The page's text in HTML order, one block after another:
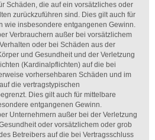
Schäden, die auf ein vorsätzliches oder
zurückzuführen sind. Dies gilt auch für
wie insbesondere entgangenen Gewinn.
Verbrauchern außer bei vorsätzlichem
oder bei Schäden aus der
und Gesundheit und der Verletzung
(Kardinalpflichten) auf die bei
vorhersehbaren Schäden und im
die vertragstypischen
Dies gilt auch für mittelbare
entgangenen Gewinn.
Unternehmern außer bei der Verletzung
oder vorsätzlichem oder grob
Betreibers auf die bei Vertragsschluss